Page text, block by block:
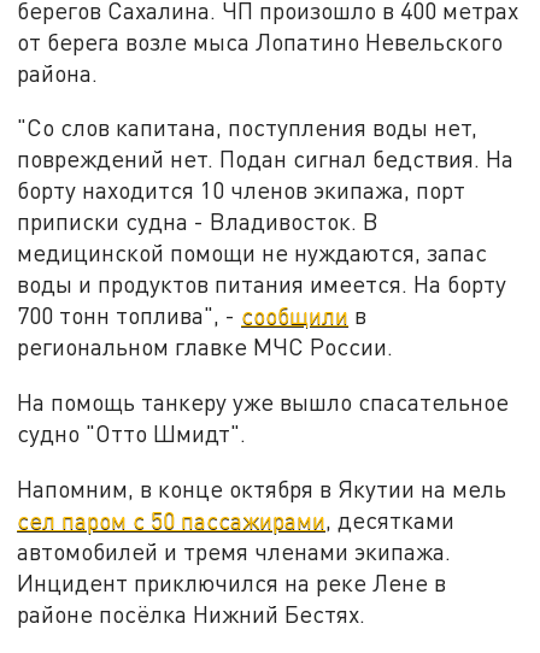
берегов Сахалина. ЧП произошло в 400 метрах
от берега возле мыса Лопатино Невельского
района.
"Со слов капитана, поступления воды нет,
повреждений нет. Подан сигнал бедствия. На
борту находится 10 членов экипажа, порт
приписки судна - Владивосток. В
медицинской помощи не нуждаются, запас
воды и продуктов питания имеется. На борту
700 тонн топлива", - сообщили в
региональном главке МЧС России.
На помощь танкеру уже вышло спасательное
судно "Отто Шмидт".
Напомним, в конце октября в Якутии на мель
сел паром с 50 пассажирами, десятками
автомобилей и тремя членами экипажа.
Инцидент приключился на реке Лене в
районе посёлка Нижний Бестях.